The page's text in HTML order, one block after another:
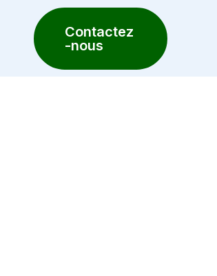
Contactez
-nous